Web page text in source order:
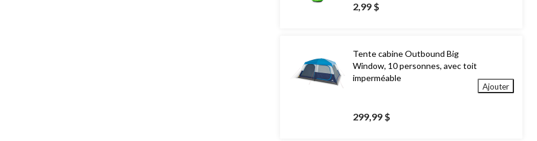
2,99 $
Tente cabine Outbound Big
Window, 10 personnes, avec toit
imperméable
299,99 $
Ajouter